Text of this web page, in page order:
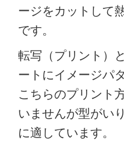
ージをカットして
です。
転写（プリント）
ートにイメージパ
こちらのプリント
いませんが型がい
に適しています。